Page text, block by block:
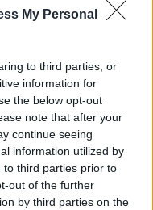
My Personal
to third parties, or
information for
the below opt-out
note that after your
continue seeing
information utilized by
to third parties prior to
out of the further
by third parties on the
Eriksen er valgt til
det om tirsdag morgen.
mannen en viktig posisjon
museum. Styret sitter